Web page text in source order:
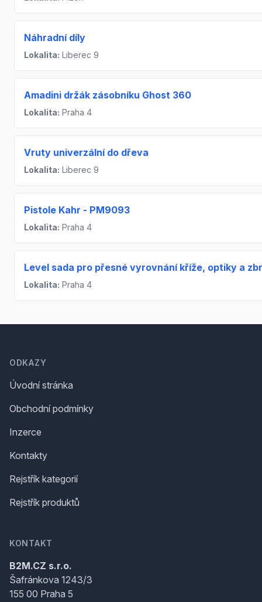
Náhradní díly
Lokalita: Liberec 9
Amadini držák zásobníku Ghost 360
Lokalita: Praha 4
Vruty univerzální do dřeva
Lokalita: Liberec 9
Pistole Kahr - PM9093
Lokalita: Praha 4
Level sada pro přesné vyrovnání kříže, optiky a
Lokalita: Praha 4
ODKAZY
Úvodní stránka
Obchodní podmínky
Inzerce
Kontakty
Rejstřík kategorií
Rejstřík produktů
KONTAKT
B2M.CZ s.r.o.
Šafránkova 1243/3
155 00 Praha 5